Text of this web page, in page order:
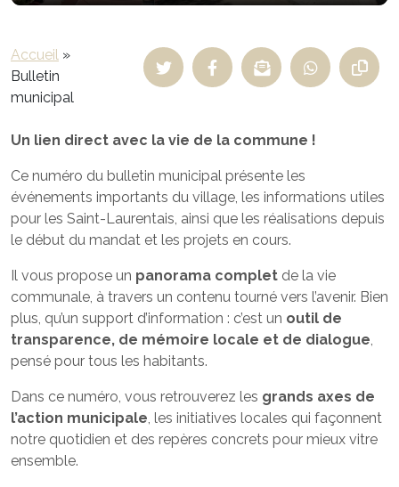
Accueil »
Bulletin
municipal
Un lien direct avec la vie de la commune !
Ce numéro du bulletin municipal présente les
événements importants du village, les informations utiles
pour les Saint-Laurentais, ainsi que les réalisations depuis
le début du mandat et les projets en cours.
Il vous propose un panorama complet de la vie
communale, à travers un contenu tourné vers l’avenir. Bien
plus, qu’un support d’information : c’est un outil de
transparence, de mémoire locale et de dialogue,
pensé pour tous les habitants.
Dans ce numéro, vous retrouverez les grands axes de
l’action municipale, les initiatives locales qui façonnent
notre quotidien et des repères concrets pour mieux vitre
ensemble.